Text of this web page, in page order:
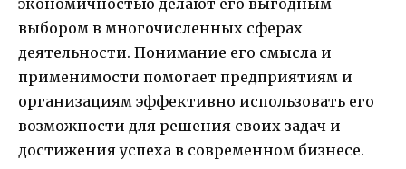
выбором в многочисленных сферах
деятельности. Понимание его смысла и
применимости помогает предприятиям и
организациям эффективно использовать его
возможности для решения своих задач и
достижения успеха в современном бизнесе.